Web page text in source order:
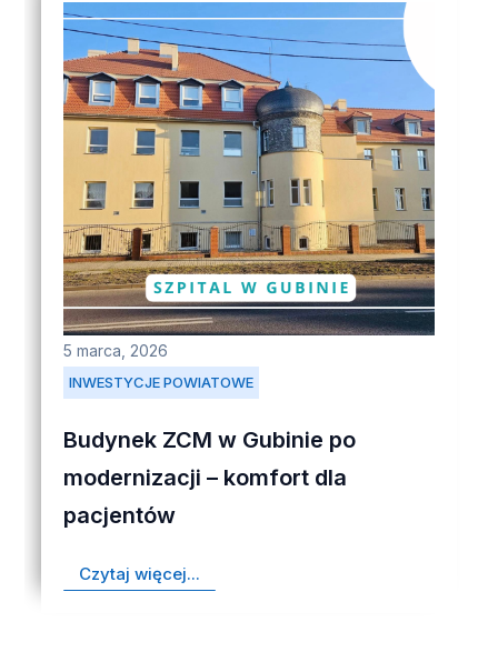
INWESTYCJE POWIATOWE
5 marca, 2026
Budynek ZCM w Gubinie po
modernizacji – komfort dla
pacjentów
Czytaj więcej...